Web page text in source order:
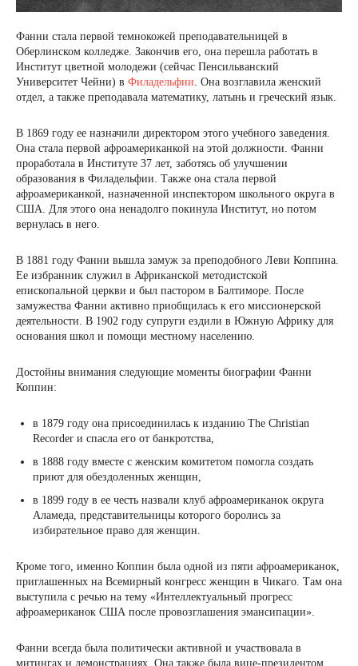
Фанни стала первой темнокожей преподавательницей в
Оберлинском колледже. Закончив его, она перешла работать в
Институт цветной молодежи (сейчас Пенсильванский
Университет Чейни) в Филадельфии. Она возглавила женский
отдел, а также преподавала математику, латынь и греческий язык.
В 1869 году ее назначили директором этого учебного заведения.
Она стала первой афроамериканкой на ​​этой должности. Фанни
проработала в Институте 37 лет, заботясь об улучшении
образования в Филадельфии. Также она стала первой
афроамериканкой, назначенной инспектором школьного округа в
США. Для этого она ненадолго покинула Институт, но потом
вернулась в него.
В 1881 году Фанни вышла замуж за преподобного Леви Коппина.
Ее избранник служил в Африканской методистской
епископальной церкви и был пастором в Балтиморе. После
замужества Фанни активно приобщилась к его миссионерской
деятельности. В 1902 году супруги ездили в Южную Африку для
основания школ и помощи местному населению.
Достойны внимания следующие моменты биографии Фанни
Коппин:
в 1879 году она присоединилась к изданию The Christian
Recorder и спасла его от банкротства,
в 1888 году вместе с женским комитетом помогла создать
приют для обездоленных женщин,
в 1899 году в ее честь назвали клуб афроамериканок округа
Аламеда, представительницы которого боролись за
избирательное право для женщин.
Кроме того, именно Коппин была одной из пяти афроамериканок,
приглашенных на Всемирный конгресс женщин в Чикаго. Там она
выступила с речью на тему «Интеллектуальный прогресс
афроамериканок США после провозглашения эмансипации».
Фанни всегда была политически активной и участвовала в
митингах и демонстрациях. Она также была вице-президентом